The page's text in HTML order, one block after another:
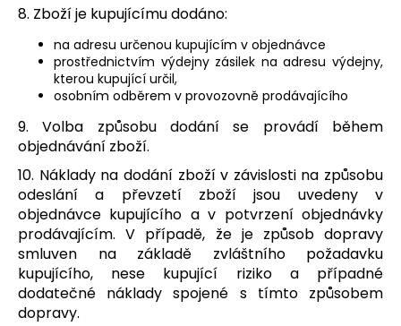
8. Zboží je kupujícímu dodáno:
na adresu určenou kupujícím v objednávce
prostřednictvím výdejny zásilek na adresu výdejny,
kterou kupující určil,
osobním odběrem v provozovně prodávajícího
9.Volba způsobu dodání se provádí během
objednávání zboží.
10. Náklady na dodání zboží v závislosti na způsobu
odeslání a převzetí zboží jsou uvedeny v
objednávce kupujícího a v potvrzení objednávky
prodávajícím. V případě, že je způsob dopravy
smluven na základě zvláštního požadavku
kupujícího, nese kupující riziko a případné
dodatečné náklady spojené s tímto způsobem
dopravy.